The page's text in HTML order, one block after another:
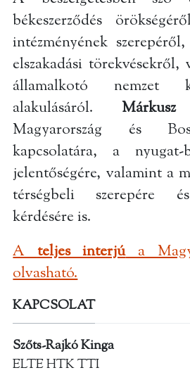
békeszerződés
intézményének
elszakadási
államalkotó nemzet
alakulásáról.
Magyarország és
kapcsolatára, a nyugat-
jelentőségére, valamint a
térségbeli szerepére
kérdésére is.
Ateljes interjúa
olvasható.
KAPCSOLAT
Szőts-Rajkó Kinga
ELTE HTK TTI